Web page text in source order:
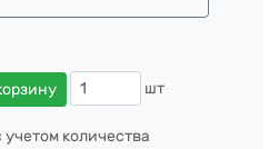
шт
учетом количества